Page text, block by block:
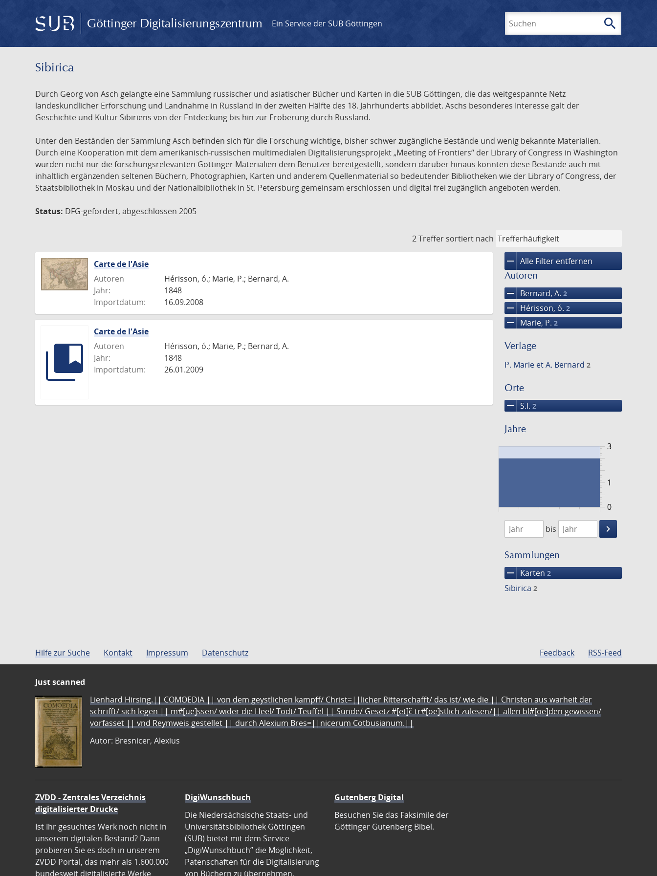
Göttinger Digitalisierungszentrum Ein Service der SUB Göttingen search
Sibirica
Durch Georg von Asch gelangte eine Sammlung russischer und asiatischer Bücher und Karten in die SUB Göttingen, die das weitgespannte Netz
landeskundlicher Erforschung und Landnahme in Russland in der zweiten Hälfte des 18. Jahrhunderts abbildet. Aschs besonderes Interesse galt der
Geschichte und Kultur Sibiriens von der Entdeckung bis hin zur Eroberung durch Russland.
Unter den Beständen der Sammlung Asch befinden sich für die Forschung wichtige, bisher schwer zugängliche Bestände und wenig bekannte Materialien.
Durch eine Kooperation mit dem amerikanisch-russischen multimedialen Digitalisierungsprojekt „Meeting of Frontiers“ der Library of Congress in Washington
wurden nicht nur die forschungsrelevanten Göttinger Materialien dem Benutzer bereitgestellt, sondern darüber hinaus konnten diese Bestände auch mit
inhaltlich ergänzenden seltenen Büchern, Photographien, Karten und anderem Quellenmaterial so bedeutender Bibliotheken wie der Library of Congress, der
Staatsbibliothek in Moskau und der Nationalbibliothek in St. Petersburg gemeinsam erschlossen und digital frei zugänglich angeboten werden.
Status: DFG-gefördert, abgeschlossen 2005
2 Treffer sortiert nach
remove Alle Filter entfernen
Autoren
remove Bernard, A. 2
remove Hérisson, ó. 2
remove Marie, P. 2
Verlage
P. Marie et A. Bernard 2
Orte
remove S.l. 2
Jahre
0
3
1
1848
1849
bis
keyboard_arrow_right
Suche
Sammlungen
remove Karten 2
Sibirica 2
Carte de l'Asie
Autoren
Hérisson, ó.; Marie, P.; Bernard, A.
Jahr:
1848
Importdatum:
16.09.2008
Carte de l'Asie
Autoren
Hérisson, ó.; Marie, P.; Bernard, A.
Jahr:
1848
Importdatum:
26.01.2009
Hilfe zur Suche Kontakt Impressum Datenschutz Feedback RSS-Feed
Just scanned
Lienhard Hirsing.|| COMOEDIA || von dem geystlichen kampff/ Christ=||licher Ritterschafft/ das ist/ wie die || Christen aus warheit der
schrifft/ sich legen || m#[ue]ssen/ wider die Heel/ Todt/ Teuffel || Sünde/ Gesetz #[et]c̃ tr#[oe]stlich zulesen/|| allen bl#[oe]den gewissen/
vorfasset || vnd Reymweis gestellet || durch Alexium Bres=||nicerum Cotbusianum.||
Autor: Bresnicer, Alexius
ZVDD - Zentrales Verzeichnis
digitalisierter Drucke
Ist Ihr gesuchtes Werk noch nicht in
unserem digitalen Bestand? Dann
probieren Sie es doch in unserem
ZVDD Portal, das mehr als 1.600.000
bundesweit digitalisierte Werke
DigiWunschbuch
Die Niedersächsische Staats- und
Universitätsbibliothek Göttingen
(SUB) bietet mit dem Service
„DigiWunschbuch” die Möglichkeit,
Patenschaften für die Digitalisierung
von Büchern zu übernehmen.
Gutenberg Digital
Besuchen Sie das Faksimile der
Göttinger Gutenberg Bibel.